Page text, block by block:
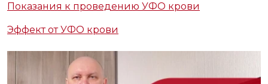
Показания к проведению УФО крови
Эффект от УФО крови